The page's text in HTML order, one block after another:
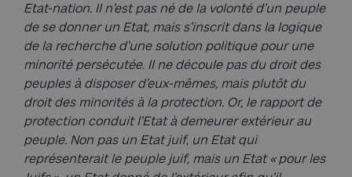
Etat-nation. Il n’est pas né de la volonté d’un peuple
de se donner un Etat, mais s’inscrit dans la logique
de la recherche d’une solution politique pour une
minorité persécutée. Il ne découle pas du droit des
peuples à disposer d’eux-mêmes, mais plutôt du
droit des minorités à la protection. Or, le rapport de
protection conduit l’Etat à demeurer extérieur au
peuple. Non pas un Etat juif, un Etat qui
représenterait le peuple juif, mais un Etat « pour les